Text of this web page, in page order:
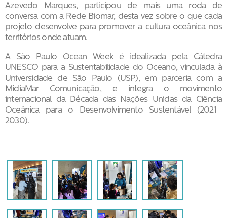
Azevedo Marques, participou de mais uma roda de
conversa com a Rede Biomar, desta vez sobre o que cada
projeto desenvolve para promover a cultura oceânica nos
territórios onde atuam.
A São Paulo Ocean Week é idealizada pela Cátedra
UNESCO para a Sustentabilidade do Oceano, vinculada à
Universidade de São Paulo (USP), em parceria com a
MídiaMar Comunicação, e integra o movimento
internacional da Década das Nações Unidas da Ciência
Oceânica para o Desenvolvimento Sustentável (2021–
2030).